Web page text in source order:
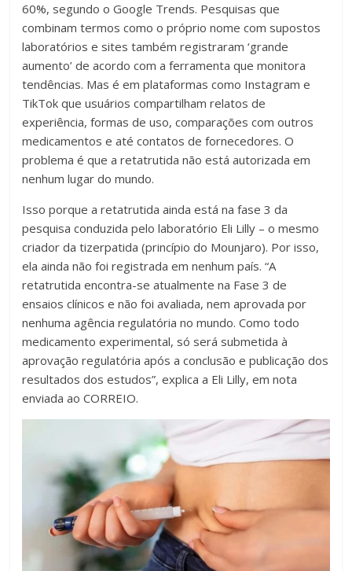
60%, segundo o Google Trends. Pesquisas que
combinam termos como o próprio nome com supostos
laboratórios e sites também registraram ‘grande
aumento’ de acordo com a ferramenta que monitora
tendências. Mas é em plataformas como Instagram e
TikTok que usuários compartilham relatos de
experiência, formas de uso, comparações com outros
medicamentos e até contatos de fornecedores. O
problema é que a retatrutida não está autorizada em
nenhum lugar do mundo.
Isso porque a retatrutida ainda está na fase 3 da
pesquisa conduzida pelo laboratório Eli Lilly – o mesmo
criador da tizerpatida (princípio do Mounjaro). Por isso,
ela ainda não foi registrada em nenhum país. “A
retatrutida encontra-se atualmente na Fase 3 de
ensaios clínicos e não foi avaliada, nem aprovada por
nenhuma agência regulatória no mundo. Como todo
medicamento experimental, só será submetida à
aprovação regulatória após a conclusão e publicação dos
resultados dos estudos”, explica a Eli Lilly, em nota
enviada ao CORREIO.